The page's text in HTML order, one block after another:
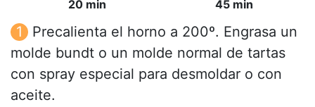
20 min 45 min
Precalienta el horno a 200º. Engrasa un
molde bundt o un molde normal de tartas
con spray especial para desmoldar o con
aceite.